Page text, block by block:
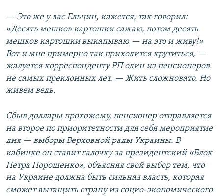
— Это же у вас Ельцин, кажется, так говорил:
«Десять мешков картошки сажаю, потом десять
мешков картошки выкапываю — на это и живу!»
Вот и мне примерно так приходится крутиться, —
жалуется корреспонденту РП один из пенсионеров
не самых преклонных лет. — Жить сложновато. Но
живем ведь.
Сбыв доллары прохожему, пенсионер отправляется
на второе по приоритетности для себя мероприятие
дня — выборы Верховной рады Украины. В
кабинке он ставит галочку за президентский «Блок
Петра Порошенко», объясняя свой выбор тем, что
на Украине должна быть сильная власть, которая
сможет вытащить страну из социо-экономического